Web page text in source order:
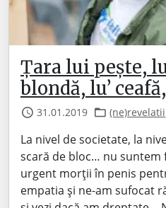
Țara lui pește,
blondă, lu’
31.01.2019 (ne)revelatii
La nivel de societate, la
scară de bloc… nu suntem
urgent morții în penis
empatia și ne-am sufocat